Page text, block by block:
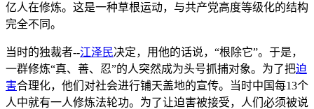
亿人在修炼。这是一种草根运动，与共产党高度等级化的结构
完全不同。
当时的独裁者--江泽民决定，用他的话说，“根除它”。于是，
一群修炼“真、善、忍”的人突然成为头号抓捕对象。为了把迫
害合理化，他们对社会进行铺天盖地的宣传。当时中国每13个
人中就有一人修炼法轮功。为了让迫害被接受，人们必须被说